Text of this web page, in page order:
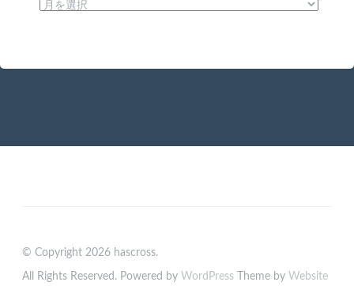
ブ
© Copyright 2026 hascross.
All Rights Reserved. Powered by WordPress Theme by Website